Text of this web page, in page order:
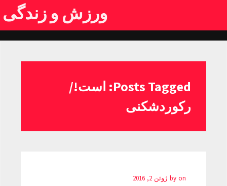
ورزش و زندگی
Posts Tagged: است!/
رکوردشکنی
by on ژوئن 2, 2016